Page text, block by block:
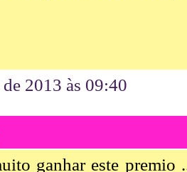
2013 às 09:40
ganhar este premio